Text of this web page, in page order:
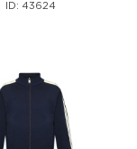
ID: 43624